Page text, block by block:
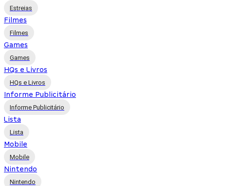
Estreias
Filmes
Filmes
Games
Games
HQs e Livros
HQs e Livros
Informe Publicitário
Informe Publicitário
Lista
Lista
Mobile
Mobile
Nintendo
Nintendo